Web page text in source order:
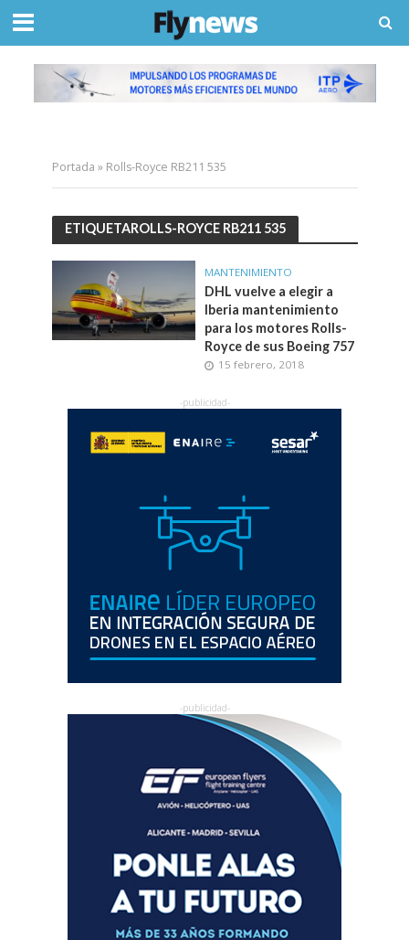
Portada » Rolls-Royce RB211 535
ETIQUETAROLLS-ROYCE RB211 535
MANTENIMIENTO
DHL vuelve a elegir a
Iberia mantenimiento
para los motores Rolls-
Royce de sus Boeing 757
15 febrero, 2018